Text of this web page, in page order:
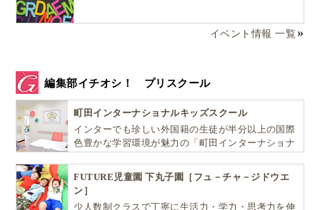
なりますが、2025年の時点では、
が支払われます。
いずれも、有給休暇分（13%）を含んだ金額となって
込まれます。
※上記日本円は1スウェーデンクローナ＝14.2円、2025年8月の
イベント情報 一覧
編集部イチオシ！ プリスクール
町田インターナショナルキッズスクール
インターでも珍しい外国籍の生徒が半分以上の国際
色豊かな学習環境が魅力の「町田インターナショナ
FUTURE児童園 下丸子園［フュ－チャ－ジドウエ
ン］
少人数制クラスで丁寧に生活力・学力・思考力を伸